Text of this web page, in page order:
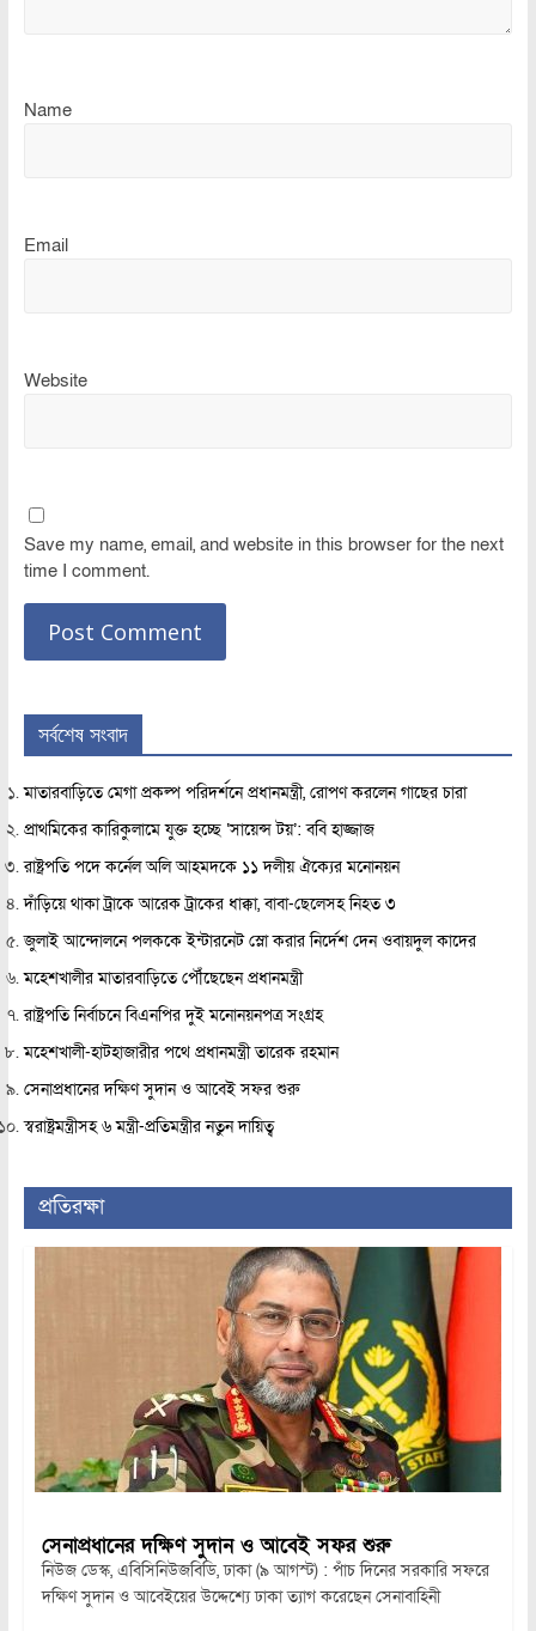
Name
Email
Website
Save my name, email, and website in this browser for the next
time I comment.
সর্বশেষ সংবাদ
মাতারবাড়িতে মেগা প্রকল্প পরিদর্শনে প্রধানমন্ত্রী, রোপণ করলেন গাছের চারা
প্রাথমিকের কারিকুলামে যুক্ত হচ্ছে ‘সায়েন্স টয়’: ববি হাজ্জাজ
রাষ্ট্রপতি পদে কর্নেল অলি আহমদকে ১১ দলীয় ঐক্যের মনোনয়ন
দাঁড়িয়ে থাকা ট্রাকে আরেক ট্রাকের ধাক্কা, বাবা-ছেলেসহ নিহত ৩
জুলাই আন্দোলনে পলককে ইন্টারনেট স্লো করার নির্দেশ দেন ওবায়দুল কাদের
মহেশখালীর মাতারবাড়িতে পৌঁছেছেন প্রধানমন্ত্রী
রাষ্ট্রপতি নির্বাচনে বিএনপির দুই মনোনয়নপত্র সংগ্রহ
মহেশখালী-হাটহাজারীর পথে প্রধানমন্ত্রী তারেক রহমান
সেনাপ্রধানের দক্ষিণ সুদান ও আবেই সফর শুরু
স্বরাষ্ট্রমন্ত্রীসহ ৬ মন্ত্রী-প্রতিমন্ত্রীর নতুন দায়িত্ব
প্রতিরক্ষা
সেনাপ্রধানের দক্ষিণ সুদান ও আবেই সফর শুরু
নিউজ ডেস্ক, এবিসিনিউজবিডি, ঢাকা (৯ আগস্ট) : পাঁচ দিনের সরকারি সফরে
দক্ষিণ সুদান ও আবেইয়ের উদ্দেশ্যে ঢাকা ত্যাগ করেছেন সেনাবাহিনী